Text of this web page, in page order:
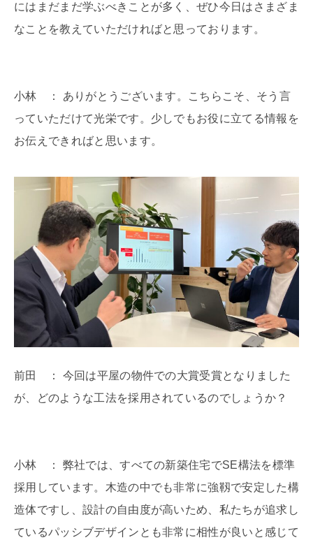
にはまだまだ学ぶべきことが多く、ぜひ今日はさまざま
なことを教えていただければと思っております。
小林 ： ありがとうございます。こちらこそ、そう言
っていただけて光栄です。少しでもお役に立てる情報を
お伝えできればと思います。
前田 ： 今回は平屋の物件での大賞受賞となりました
が、どのような工法を採用されているのでしょうか？
小林 ： 弊社では、すべての新築住宅でSE構法を標準
採用しています。木造の中でも非常に強靱で安定した構
造体ですし、設計の自由度が高いため、私たちが追求し
ているパッシブデザインとも非常に相性が良いと感じて